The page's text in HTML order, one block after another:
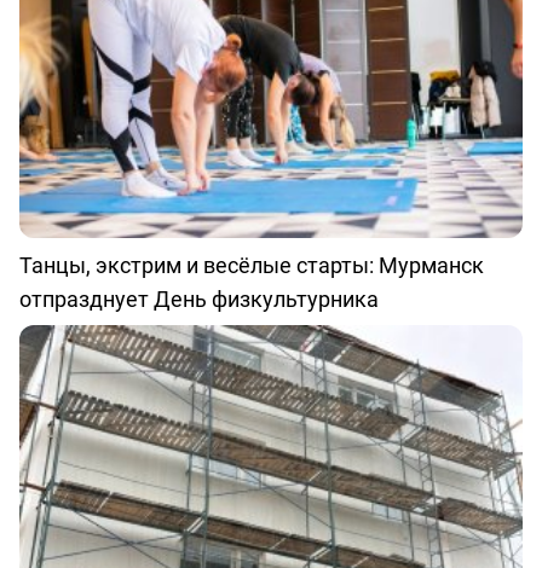
Танцы, экстрим и весёлые старты: Мурманск
отпразднует День физкультурника